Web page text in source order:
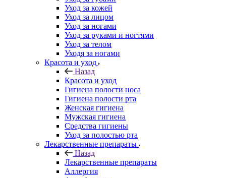
Уход за кожей
Уход за лицом
Уход за ногами
Уход за руками и ногтями
Уход за телом
Уходя за ногами
Красота и уход
Назад
Красота и уход
Гигиена полости носа
Гигиена полости рта
Женская гигиена
Мужская гигиена
Средства гигиены
Уход за полостью рта
Лекарственные препараты
Назад
Лекарственные препараты
Аллергия